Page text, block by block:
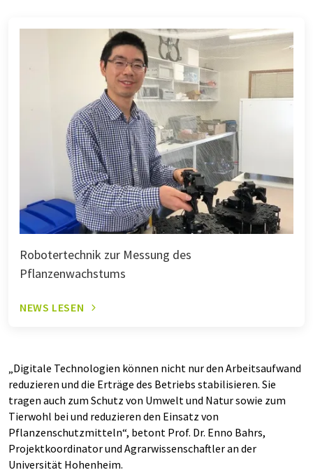
Robotertechnik zur Messung des
Pflanzenwachstums
NEWS LESEN
„Digitale Technologien können nicht nur den Arbeitsaufwand
reduzieren und die Erträge des Betriebs stabilisieren. Sie
tragen auch zum Schutz von Umwelt und Natur sowie zum
Tierwohl bei und reduzieren den Einsatz von
Pflanzenschutzmitteln“, betont Prof. Dr. Enno Bahrs,
Projektkoordinator und Agrarwissenschaftler an der
Universität Hohenheim.